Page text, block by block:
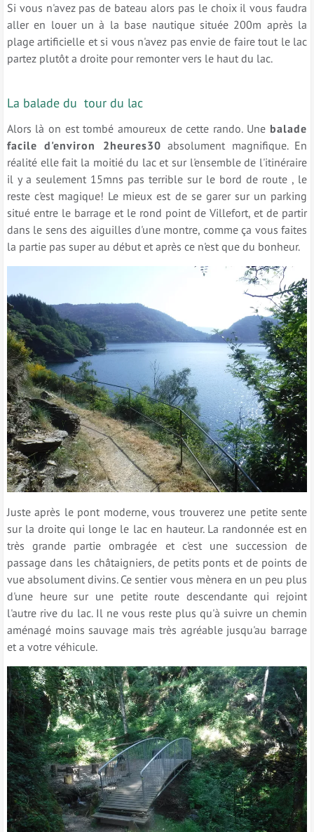
Si vous n'avez pas de bateau alors pas le choix il vous faudra
aller en louer un à la base nautique située 200m après la
plage artificielle et si vous n'avez pas envie de faire tout le lac
partez plutôt a droite pour remonter vers le haut du lac.
La balade du tour du lac
Alors là on est tombé amoureux de cette rando. Unebalade
facile d'environ 2heures30 absolument magnifique. En
réalité elle fait la moitié du lac et sur l'ensemble de l'itinéraire
il y a seulement 15mns pas terrible sur le bord de route , le
reste c'est magique! Le mieux est de se garer sur un parking
situé entre le barrage et le rond point de Villefort, et de partir
dans le sens des aiguilles d'une montre, comme ça vous faites
la partie pas super au début et après ce n'est que du bonheur.
Juste après le pont moderne, vous trouverez une petite sente
sur la droite qui longe le lac en hauteur. La randonnée est en
très grande partie ombragée et c'est une succession de
passage dans les châtaigniers, de petits ponts et de points de
vue absolument divins. Ce sentier vous mènera en un peu plus
d'une heure sur une petite route descendante qui rejoint
l'autre rive du lac. Il ne vous reste plus qu'à suivre un chemin
aménagé moins sauvage mais très agréable jusqu'au barrage
et a votre véhicule.